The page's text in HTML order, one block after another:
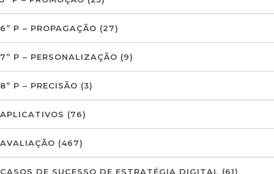
6º P – PROPAGAÇÃO (27)
7º P – PERSONALIZAÇÃO (9)
8º P – PRECISÃO (3)
APLICATIVOS (76)
AVALIAÇÃO (467)
CASOS DE SUCESSO DE ESTRATÉGIA DIGITAL (61)